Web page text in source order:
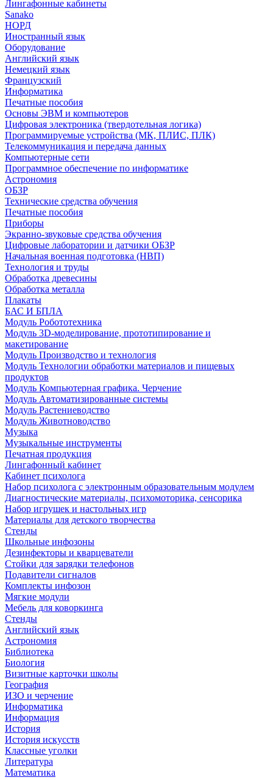
Лингафонные кабинеты
Sanako
НОРД
Иностранный язык
Оборудование
Английский язык
Немецкий язык
Французский
Информатика
Печатные пособия
Основы ЭВМ и компьютеров
Цифровая электроника (твердотельная логика)
Программируемые устройства (МК, ПЛИС, ПЛК)
Телекоммуникация и передача данных
Компьютерные сети
Программное обеспечение по информатике
Астрономия
ОБЗР
Технические средства обучения
Печатные пособия
Приборы
Экранно-звуковые средства обучения
Цифровые лаборатории и датчики ОБЗР
Начальная военная подготовка (НВП)
Технология и труды
Обработка древесины
Обработка металла
Плакаты
БАС И БПЛА
Модуль Робототехника
Модуль 3D-моделирование, прототипирование и
макетирование
Модуль Производство и технология
Модуль Технологии обработки материалов и пищевых
продуктов
Модуль Компьютерная графика. Черчение
Модуль Автоматизированные системы
Модуль Растениеводство
Модуль Животноводство
Музыка
Музыкальные инструменты
Печатная продукция
Лингафонный кабинет
Кабинет психолога
Набор психолога с электронным образовательным модулем
Диагностические материалы, психомоторика, сенсорика
Набор игрушек и настольных игр
Материалы для детского творчества
Стенды
Школьные инфозоны
Дезинфекторы и кварцеватели
Стойки для зарядки телефонов
Подавители сигналов
Комплекты инфозон
Мягкие модули
Мебель для коворкинга
Стенды
Английский язык
Астрономия
Библиотека
Биология
Визитные карточки школы
География
ИЗО и черчение
Информатика
Информация
История
История искусств
Классные уголки
Литература
Математика